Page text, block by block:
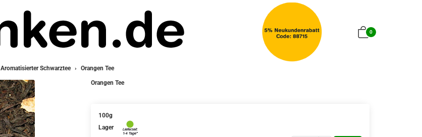
0
Aromatisierter Schwarztee Orangen Tee
Orangen Tee
100g
Lager